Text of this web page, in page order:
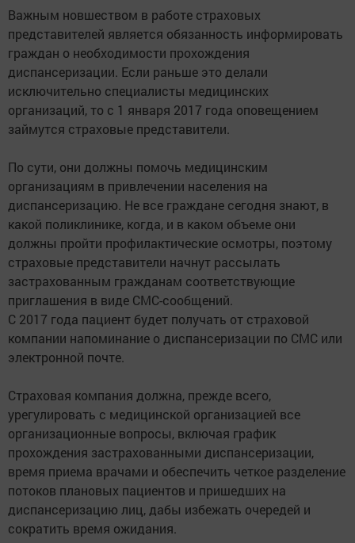
Важным новшеством в работе страховых
представителей является обязанность информировать
граждан о необходимости прохождения
диспансеризации. Если раньше это делали
исключительно специалисты медицинских
организаций, то с 1 января 2017 года оповещением
займутся страховые представители.
По сути, они должны помочь медицинским
организациям в привлечении населения на
диспансеризацию. Не все граждане сегодня знают, в
какой поликлинике, когда, и в каком объеме они
должны пройти профилактические осмотры, поэтому
страховые представители начнут рассылать
застрахованным гражданам соответствующие
приглашения в виде СМС-сообщений.
С 2017 года пациент будет получать от страховой
компании напоминание о диспансеризации по СМС или
электронной почте.
Страховая компания должна, прежде всего,
урегулировать с медицинской организацией все
организационные вопросы, включая график
прохождения застрахованными диспансеризации,
время приема врачами и обеспечить четкое разделение
потоков плановых пациентов и пришедших на
диспансеризацию лиц, дабы избежать очередей и
сократить время ожидания.